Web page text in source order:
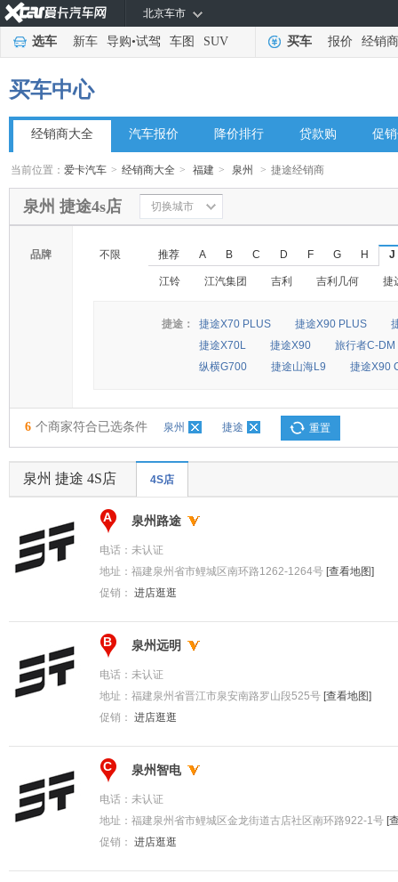
北京车市
选车 新车 导购•试驾 车图 SUV 买车 报价 经销商
买车中心
经销商大全 汽车报价 降价排行 贷款购 促
当前位置：爱卡汽车 > 经销商大全 > 福建 > 泉州 > 捷途经销商
泉州 捷途4s店 切换城市
品牌 不限 推荐 A B C D F G H J
江铃 江汽集团 吉利 吉利几何 捷
捷途： 捷途X70 PLUS 捷途X90 PLUS
捷途X70L
捷途X90
旅行者C-DM
纵横G700
捷途山海L9 捷途X90
6 个商家符合已选条件 泉州 捷途 重置
泉州 捷途 4S店 4S店
A 泉州路途
电话： 未认证
地址： 福建泉州省市鲤城区南环路1262-1264号 [查看地图]
促销： 进店逛逛
B 泉州远明
电话： 未认证
地址： 福建泉州省晋江市泉安南路罗山段525号 [查看地图]
促销： 进店逛逛
C 泉州智电
电话： 未认证
地址： 福建泉州省市鲤城区金龙街道古店社区南环路922-1号 [
促销： 进店逛逛